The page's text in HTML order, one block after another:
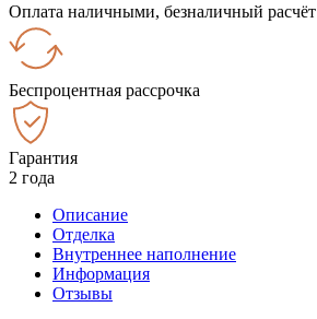
Оплата наличными, безналичный расчёт
Беспроцентная рассрочка
Гарантия
2 года
Описание
Отделка
Внутреннее наполнение
Информация
Отзывы